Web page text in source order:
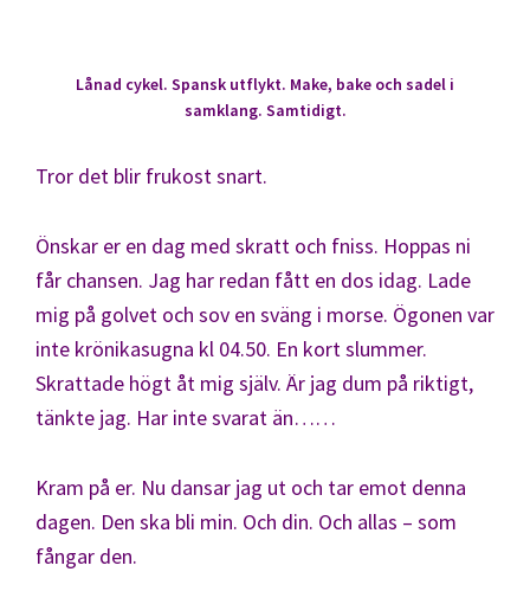
Lånad cykel. Spansk utflykt. Make, bake och sadel i
samklang. Samtidigt.
Tror det blir frukost snart.
Önskar er en dag med skratt och fniss. Hoppas ni
får chansen. Jag har redan fått en dos idag. Lade
mig på golvet och sov en sväng i morse. Ögonen var
inte krönikasugna kl 04.50. En kort slummer.
Skrattade högt åt mig själv. Är jag dum på riktigt,
tänkte jag. Har inte svarat än……
Kram på er. Nu dansar jag ut och tar emot denna
dagen. Den ska bli min. Och din. Och allas – som
fångar den.